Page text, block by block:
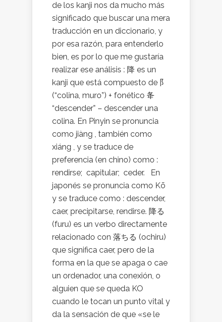
de los kanji nos da mucho más
significado que buscar una mera
traducción en un diccionario, y
por esa razón, para entenderlo
bien, es por lo que me gustaría
realizar ese análisis : 降 es un
kanji que está compuesto de 阝
(“colina, muro”) + fonético 夅
“descender” – descender una
colina. En Pinyin se pronuncia
como jiàng , también como
xiáng , y se traduce de
preferencia (en chino) como :
rendirse; capitular; ceder. En
japonés se pronuncia como Kō
y se traduce como : descender,
caer, precipitarse, rendirse. 降る
(furu) es un verbo directamente
relacionado con 落ちる (ochiru)
que significa caer, pero de la
forma en la que se apaga o cae
un ordenador, una conexión, o
alguien que se queda KO
cuando le tocan un punto vital y
da la sensación de que «se le